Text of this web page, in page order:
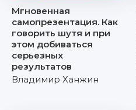
Мгновенная
самопрезентация. Как
говорить шутя и при
этом добиваться
серьезных
результатов
Владимир Ханжин